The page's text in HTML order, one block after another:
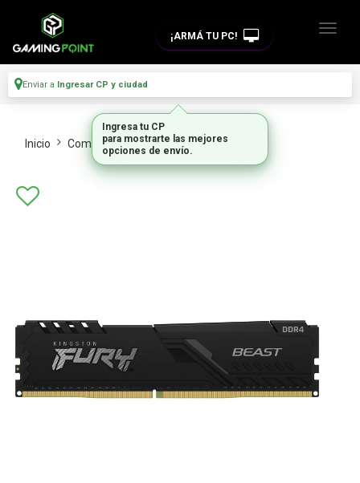
¡ARMÁ TU PC!
Enviar a Ingresar CP y ciudad
Inicio Componentes De Pc Memorias Ram
Ingresa tu CP
para mostrarte las mejores
opciones de envío.